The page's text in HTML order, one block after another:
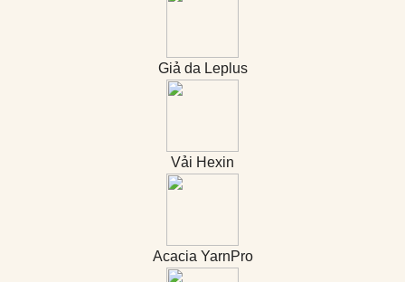
Giả da Leplus
Vải Hexin
Acacia YarnPro